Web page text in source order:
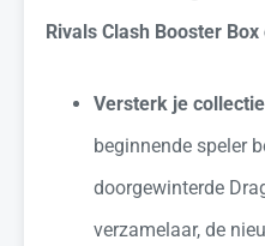
Rivals Clash Booster
Versterk je collectie
beginnende speler
doorgewinterde
verzamelaar, de